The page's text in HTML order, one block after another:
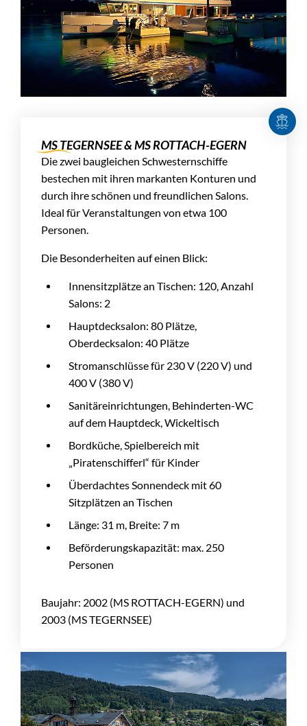
MS TEGERNSEE & MS ROTTACH-EGERN
Die zwei baugleichen Schwesternschiffe
bestechen mit ihren markanten Konturen und
durch ihre schönen und freundlichen Salons.
Ideal für Veranstaltungen von etwa 100
Personen.
Die Besonderheiten auf einen Blick:
Innensitzplätze an Tischen: 120, Anzahl
Salons: 2
Hauptdecksalon: 80 Plätze,
Oberdecksalon: 40 Plätze
Stromanschlüsse für 230 V (220 V) und
400 V (380 V)
Sanitäreinrichtungen, Behinderten-WC
auf dem Hauptdeck, Wickeltisch
Bordküche, Spielbereich mit
„Piratenschifferl“ für Kinder
Überdachtes Sonnendeck mit 60
Sitzplätzen an Tischen
Länge: 31 m, Breite: 7 m
Beförderungskapazität: max. 250
Personen
Baujahr: 2002 (MS ROTTACH-EGERN) und
2003 (MS TEGERNSEE)